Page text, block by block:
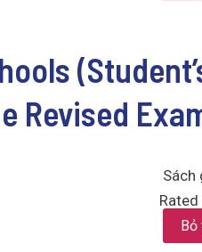
Revised
Sách
Rated